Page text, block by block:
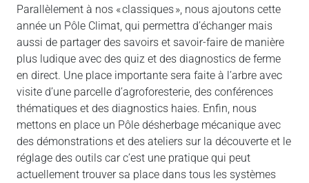
Parallèlement à nos « classiques », nous ajoutons cette
année un Pôle Climat, qui permettra d’échanger mais
aussi de partager des savoirs et savoir-faire de manière
plus ludique avec des quiz et des diagnostics de ferme
en direct. Une place importante sera faite à l’arbre avec
visite d’une parcelle d’agroforesterie, des conférences
thématiques et des diagnostics haies. Enfin, nous
mettons en place un Pôle désherbage mécanique avec
des démonstrations et des ateliers sur la découverte et le
réglage des outils car c’est une pratique qui peut
actuellement trouver sa place dans tous les systèmes